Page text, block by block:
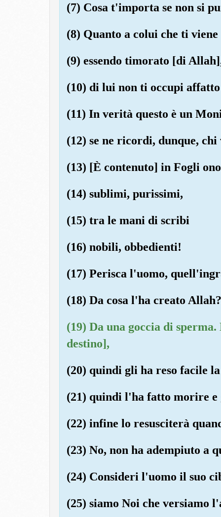
(7) Cosa t'importa se non si
(8) Quanto a colui che ti
(9) essendo timorato [di
(10) di lui non ti occupi
(11) In verità questo è un
(12) se ne ricordi, dunque, chi
(13) [È contenuto] in Fogli
(14) sublimi, purissimi,
(15) tra le mani di scribi
(16) nobili, obbedienti!
(17) Perisca l'uomo,
(18) Da cosa l'ha creato Allah?
(19) Da una goccia di
destino],
(20) quindi gli ha reso facile
(21) quindi l'ha fatto morire e
(22) infine lo resusciterà
(23) No, non ha adempiuto a
(24) Consideri l'uomo il suo
(25) siamo Noi che versiamo